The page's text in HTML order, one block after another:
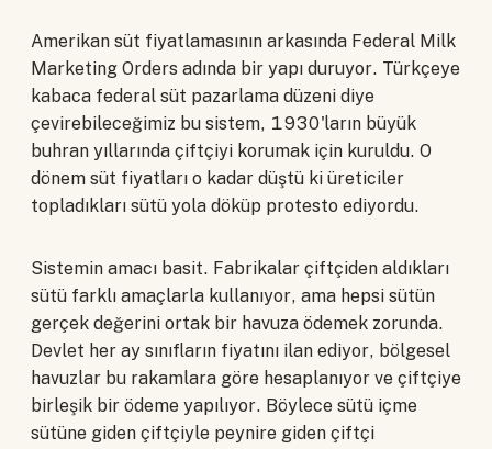
Amerikan süt fiyatlamasının arkasında Federal Milk
Marketing Orders adında bir yapı duruyor. Türkçeye
kabaca federal süt pazarlama düzeni diye
çevirebileceğimiz bu sistem, 1930'ların büyük
buhran yıllarında çiftçiyi korumak için kuruldu. O
dönem süt fiyatları o kadar düştü ki üreticiler
topladıkları sütü yola döküp protesto ediyordu.
Sistemin amacı basit. Fabrikalar çiftçiden aldıkları
sütü farklı amaçlarla kullanıyor, ama hepsi sütün
gerçek değerini ortak bir havuza ödemek zorunda.
Devlet her ay sınıfların fiyatını ilan ediyor, bölgesel
havuzlar bu rakamlara göre hesaplanıyor ve çiftçiye
birleşik bir ödeme yapılıyor. Böylece sütü içme
sütüne giden çiftçiyle peynire giden çiftçi